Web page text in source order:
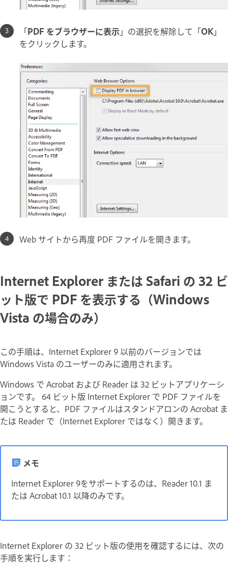
「PDF をブラウザーに表示 」の選択を解除して「OK」
をクリックします。
Web サイトから再度 PDF ファイルを開きます。
Internet Explorer または Safari の 32 ビ
ット版で PDF を表示する（Windows
Vista の場合のみ）
この手順は、Internet Explorer 9 以前のバージョンでは
Windows Vista のユーザーのみに適用されます。
Windows で Acrobat および Reader は 32 ビットアプリケーシ
ョンです。 64 ビット版 Internet Explorer で PDF ファイルを
開こうとすると、PDF ファイルはスタンドアロンの Acrobat ま
たは Reader で（Internet Explorer ではなく）開きます。
メモ
Internet Explorer 9をサポートするのは、Reader 10.1 ま
たは Acrobat 10.1 以降のみです。
Internet Explorer の 32 ビット版の使用を確認するには、次の
手順を実行します：